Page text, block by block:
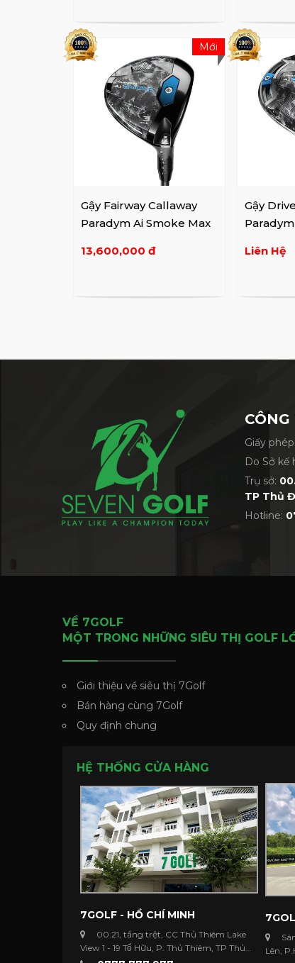
Gậy Fairway Callaway
Paradym Ai Smoke Max
13,600,000 đ
Mới
Gậy
Liên Hệ
Giấy
Do Sở kế
Trụ sở:
TP Thủ
Hotline:
VỀ 7GOLF
MỘT TRONG NHỮNG SIÊU THỊ GOLF
Giới thiệu về siêu thị 7Golf
Bán hàng cùng 7Golf
Quy định chung
HỆ THỐNG CỬA HÀNG
7GOLF - HỒ CHÍ MINH
00.21, tầng trệt, CC Thủ Thiêm Lake
View 1 - 19 Tố Hữu, P. Thủ Thiêm, TP Thủ
Lên,